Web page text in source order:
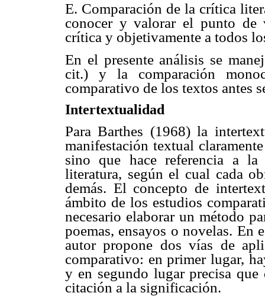
E. Comparación de la crítica
conocer y valorar el punto de
crítica y objetivamente a todos
En el presente análisis se
cit.) y la comparación
comparativo de los textos antes
Intertextualidad
Para Barthes (1968) la
manifestación textual
sino que hace referencia a
literatura, según el cual cada
demás. El concepto de
ámbito de los estudios
necesario elaborar un método
poemas, ensayos o novelas. En
autor propone dos vías de
comparativo: en primer lugar,
y en segundo lugar precisa
citación a la significación.